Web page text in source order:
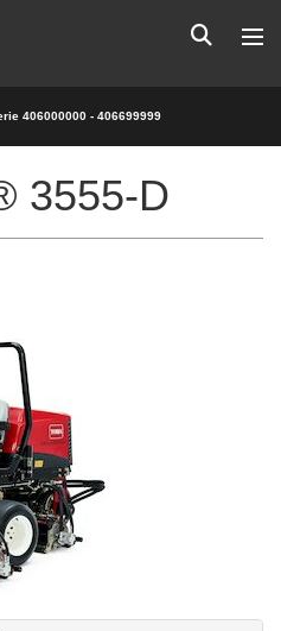
406000000 - 406699999
3555-D